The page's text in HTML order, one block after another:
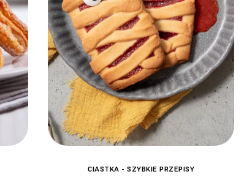
CIASTKA - SZYBKIE PRZEPISY